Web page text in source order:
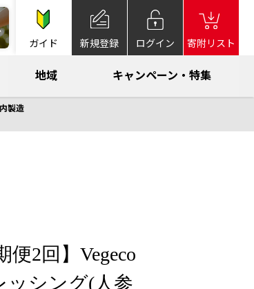
ガイド 新規登録 ログイン 寄附リスト
地域 キャンペーン・特集
製造
便2回】Vegeco
ッシング(人参